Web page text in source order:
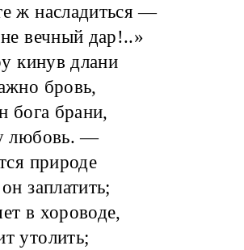
ж насладиться —
вечный дар!..»
кинув длани
бровь,
бога брани,
любовь. —
природе
заплатить;
в хороводе,
утолить;